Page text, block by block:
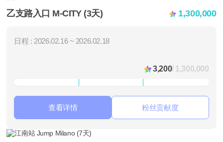
乙支路入口 M-CITY (3天) 1,300,000
日程 : 2026.02.16 ~ 2026.02.18
3,200/ 1,300,000
查看详情 粉丝贡献度